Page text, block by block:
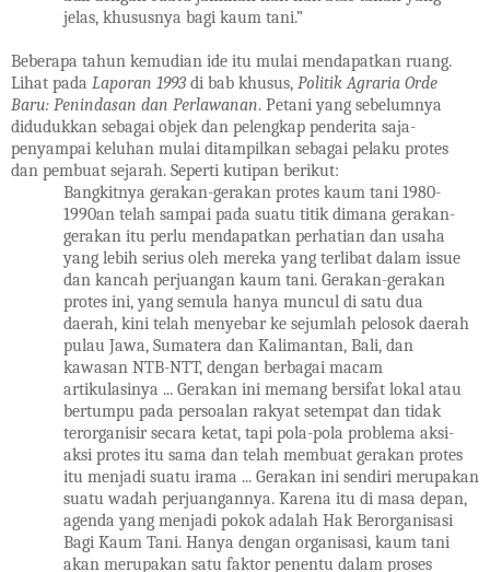
jelas, khususnya bagi kaum tani.”
Beberapa tahun kemudian ide itu mulai mendapatkan ruang.
Lihat pada Laporan 1993di bab khusus, Politik Agraria Orde
Baru: Penindasan dan Perlawanan. Petani yang sebelumnya
didudukkan sebagai objek dan pelengkap penderita saja-
penyampai keluhan mulai ditampilkan sebagai pelaku protes
dan pembuat sejarah. Seperti kutipan berikut:
Bangkitnya gerakan-gerakan protes kaum tani 1980-
1990an telah sampai pada suatu titik dimana gerakan-
gerakan itu perlu mendapatkan perhatian dan usaha
yang lebih serius oleh mereka yang terlibat dalam issue
dan kancah perjuangan kaum tani. Gerakan-gerakan
protes ini, yang semula hanya muncul di satu dua
daerah, kini telah menyebar ke sejumlah pelosok daerah
pulau Jawa, Sumatera dan Kalimantan, Bali, dan
kawasan NTB-NTT, dengan berbagai macam
artikulasinya ... Gerakan ini memang bersifat lokal atau
bertumpu pada persoalan rakyat setempat dan tidak
terorganisir secara ketat, tapi pola-pola problema aksi-
aksi protes itu sama dan telah membuat gerakan protes
itu menjadi suatu irama ... Gerakan ini sendiri merupakan
suatu wadah perjuangannya. Karena itu di masa depan,
agenda yang menjadi pokok adalah Hak Berorganisasi
Bagi Kaum Tani. Hanya dengan organisasi, kaum tani
akan merupakan satu faktor penentu dalam proses